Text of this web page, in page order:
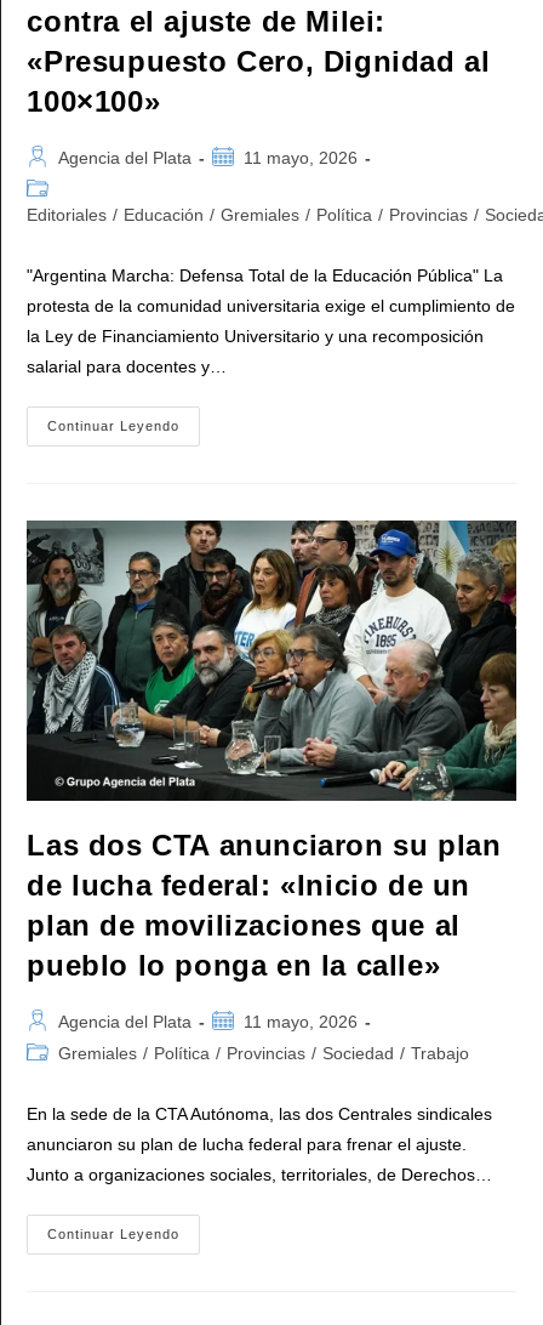
contra el ajuste de Milei:
«Presupuesto Cero, Dignidad al
100×100»
Autor
de
la
Agencia del Plata
Publicación
la
11 mayo, 2026
Categoría
de
entrada:
Editoriales / Educación / Gremiales / Política / Provincias /
"Argentina Marcha: Defensa Total de la Educación Pública" La
protesta de la comunidad universitaria exige el cumplimiento de
la Ley de Financiamiento Universitario y una recomposición
salarial para docentes y…
Continuar Leyendo
Federal
El
Camino
Contra
El
Ajuste
De
Milei:
«Presupuesto
Cero,
Dignidad
Al
100×100»
Las dos CTA anunciaron su plan
de lucha federal: «Inicio de un
plan de movilizaciones que al
pueblo lo ponga en la calle»
Autor
de
Agencia del Plata
Publicación
de
11 mayo, 2026
Categoría
Gremiales / Política / Provincias / Sociedad / Trabajo
En la sede de la CTA Autónoma, las dos Centrales sindicales
anunciaron su plan de lucha federal para frenar el ajuste.
Junto a organizaciones sociales, territoriales, de Derechos…
Continuar Leyendo
Dos